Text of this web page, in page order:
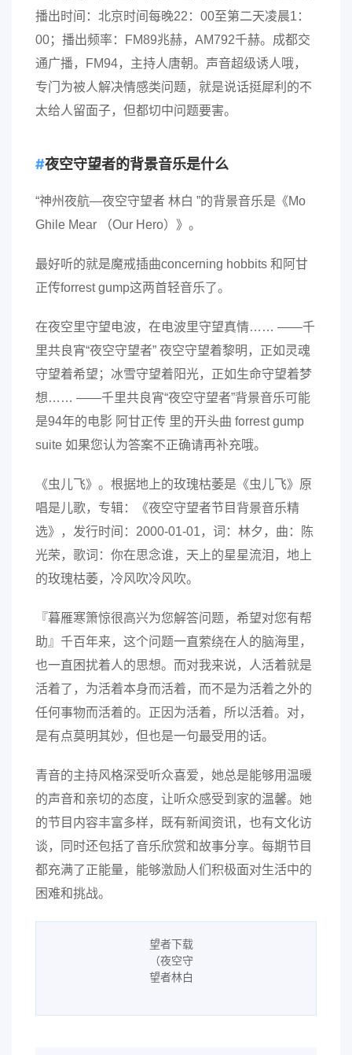
播出时间：北京时间每晚22：00至第二天凌晨1：
00；播出频率：FM89兆赫，AM792千赫。成都交
通广播，FM94，主持人唐朝。声音超级诱人哦，
专门为被人解决情感类问题，就是说话挺犀利的不
太给人留面子，但都切中问题要害。
夜空守望者的背景音乐是什么
“神州夜航—夜空守望者 林白 ”的背景音乐是《Mo
Ghile Mear （Our Hero）》。
最好听的就是魔戒插曲concerning hobbits 和阿甘
正传forrest gump这两首轻音乐了。
在夜空里守望电波，在电波里守望真情…… ——千
里共良宵“夜空守望者” 夜空守望着黎明，正如灵魂
守望着希望；冰雪守望着阳光，正如生命守望着梦
想…… ——千里共良宵“夜空守望者”背景音乐可能
是94年的电影 阿甘正传 里的开头曲 forrest gump
suite 如果您认为答案不正确请再补充哦。
《虫儿飞》。根据地上的玫瑰枯萎是《虫儿飞》原
唱是儿歌，专辑：《夜空守望者节目背景音乐精
选》，发行时间：2000-01-01，词：林夕，曲：陈
光荣，歌词：你在思念谁，天上的星星流泪，地上
的玫瑰枯萎，冷风吹冷风吹。
『暮雁寒箫惊很高兴为您解答问题，希望对您有帮
助』千百年来，这个问题一直萦绕在人的脑海里，
也一直困扰着人的思想。而对我来说，人活着就是
活着了，为活着本身而活着，而不是为活着之外的
任何事物而活着的。正因为活着，所以活着。对，
是有点莫明其妙，但也是一句最受用的话。
青音的主持风格深受听众喜爱，她总是能够用温暖
的声音和亲切的态度，让听众感受到家的温馨。她
的节目内容丰富多样，既有新闻资讯，也有文化访
谈，同时还包括了音乐欣赏和故事分享。每期节目
都充满了正能量，能够激励人们积极面对生活中的
困难和挑战。